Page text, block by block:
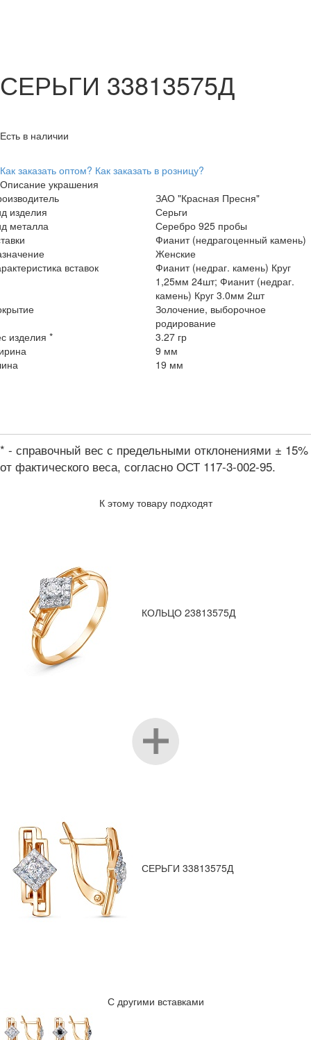
СЕРЬГИ 33813575Д
Есть в наличии
Как заказать оптом? Как заказать в розницу?
Описание украшения
ЗАО "Красная Пресня"
изделия
Серьги
металла
Серебро 925 пробы
Фианит (недрагоценный камень)
Женские
вставок
Фианит (недраг. камень) Круг
1,25мм 24шт; Фианит (недраг.
камень) Круг 3.0мм 2шт
Золочение, выборочное
родирование
изделия *
3.27 гр
9 мм
19 мм
* - справочный вес с предельными отклонениями ± 15%
от фактического веса, согласно ОСТ 117-3-002-95.
К этому товару подходят
КОЛЬЦО 23813575Д
СЕРЬГИ 33813575Д
С другими вставками